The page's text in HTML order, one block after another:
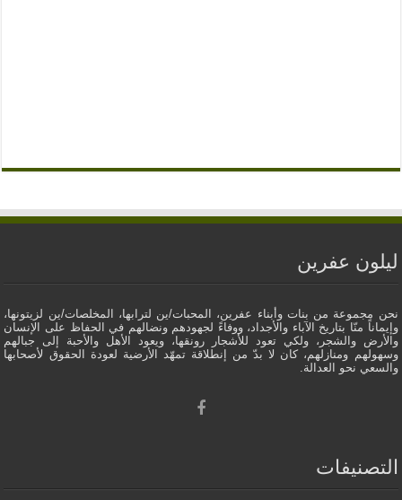
ليلون عفرين
نحن مجموعة من بنات وأبناء عفرين، المحبات/ين لترابها، المخلصات/ين لزيتونها،
وإيماناً منّا بتاريخ الآباء والأجداد، ووفاءً لجهودهم ونضالهم في الحفاظ على الإنسان
والأرض والشجر، ولكي تعود للأشجار رونقها، ويعود الأهل والأحبة إلى جبالهم
وسهولهم ومنازلهم، كان لا بدّ من إنطلاقة تمهّد الأرضية لعودة الحقوق لأصحابها
والسعي نحو العدالة.
التصنيفات